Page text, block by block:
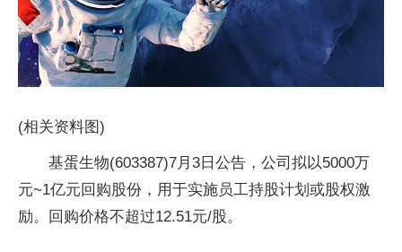
(相关资料图)
基蛋生物(603387)7月3日公告，公司拟以5000万
元~1亿元回购股份，用于实施员工持股计划或股权激
励。回购价格不超过12.51元/股。